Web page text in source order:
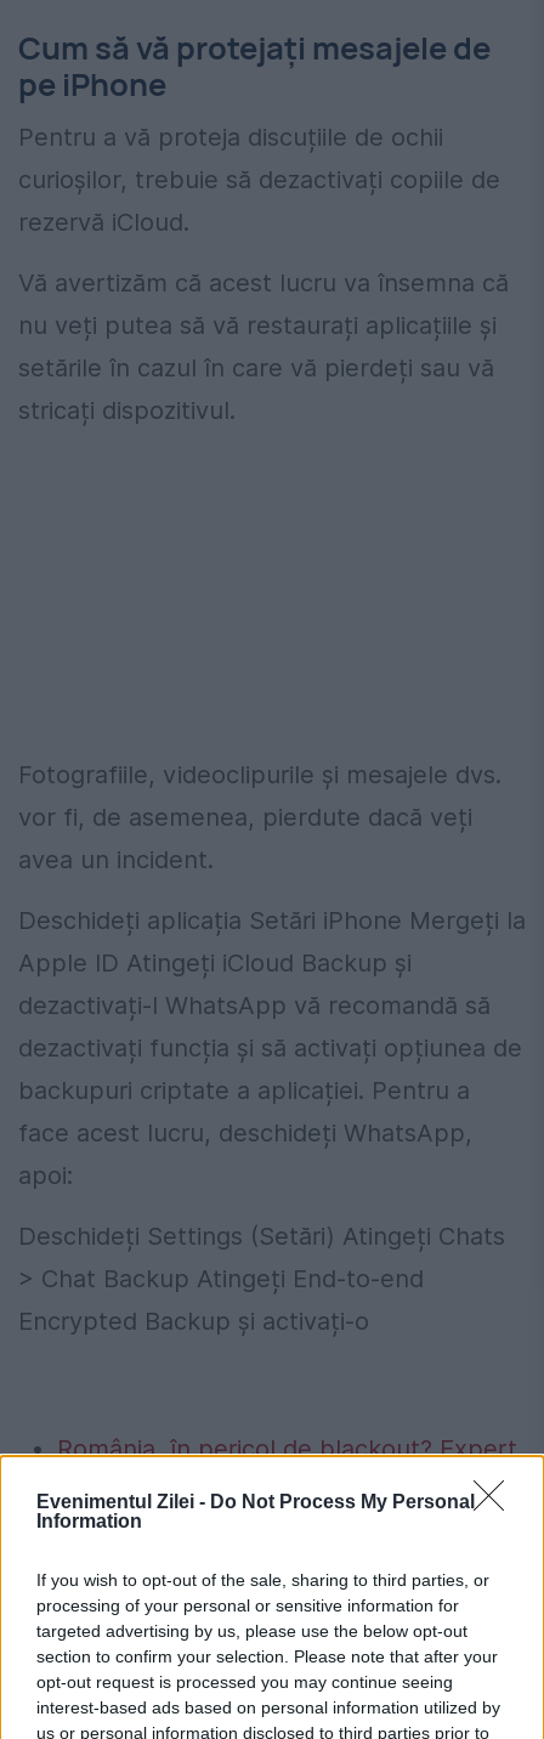
Evenimentul Zilei - Do Not Process My Personal
Information
If you wish to opt-out of the sale, sharing to third parties, or
processing of your personal or sensitive information for
targeted advertising by us, please use the below opt-out
section to confirm your selection. Please note that after your
opt-out request is processed you may continue seeing
interest-based ads based on personal information utilized by
us or personal information disclosed to third parties prior to
Cum să vă protejați mesajele de
pe iPhone
Pentru a vă proteja discuțiile de ochii
curioșilor, trebuie să dezactivați copiile de
rezervă iCloud.
Vă avertizăm că acest lucru va însemna că
nu veți putea să vă restaurați aplicațiile și
setările în cazul în care vă pierdeți sau vă
stricați dispozitivul.
Fotografiile, videoclipurile și mesajele dvs.
vor fi, de asemenea, pierdute dacă veți
avea un incident.
Deschideți aplicația Setări iPhone Mergeți la
Apple ID Atingeți iCloud Backup și
dezactivați-l WhatsApp vă recomandă să
dezactivați funcția și să activați opțiunea de
backupuri criptate a aplicației. Pentru a
face acest lucru, deschideți WhatsApp,
apoi:
Deschideți Settings (Setări) Atingeți Chats
> Chat Backup Atingeți End-to-end
Encrypted Backup și activați-o
România, în pericol de blackout? Expert
în energie: „Trebuie să accelerăm cât se
poate de repede acele investiții”
Cum verifici dacă ai datorii la Primărie?
Metoda prin care afli online dacă ai
restanțe la taxe și impozite